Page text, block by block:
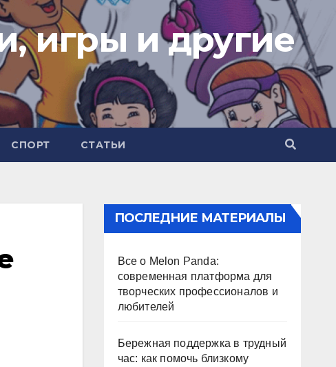
игры и другие
СПОРТ СТАТЬИ
ПОСЛЕДНИЕ МАТЕРИАЛЫ
Все о Melon Panda:
современная платформа для
творческих профессионалов и
любителей
Бережная поддержка в трудный
час: как помочь близкому